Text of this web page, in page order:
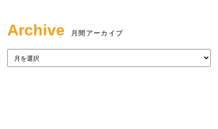
Archive 月間アーカイブ